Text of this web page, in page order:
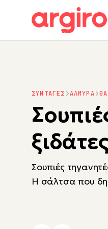
ΣΥΝΤΑΓΕΣ ΑΛΜΥΡΑ
Σουπιές
Η σάλτσα που